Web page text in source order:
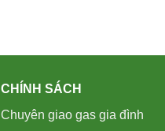
CHÍNH SÁCH
Chuyên giao gas gia đình